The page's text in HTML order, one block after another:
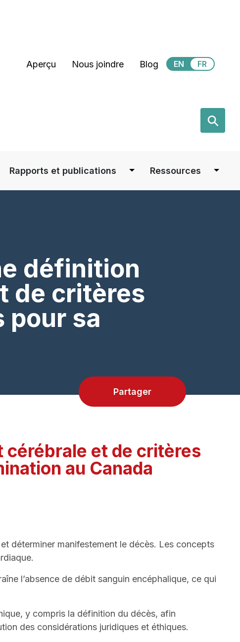
Secondary Menu
Aperçu Nous joindre Blog EN FR
⚲
Rapports et publications Ressources
définition
de critères
pour sa
Partager
cérébrale et de critères
au Canada
déterminer manifestement le décès. Les concepts
l’absence de débit sanguin encéphalique, ce qui
y compris la définition du décès, afin
des considérations juridiques et éthiques.